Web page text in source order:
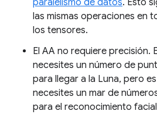
paralelismo de datos. Esto
las mismas operaciones en
los tensores.
El AA no requiere precisión.
necesites un número de
para llegar a la Luna, pero
necesites un mar de
para el reconocimiento